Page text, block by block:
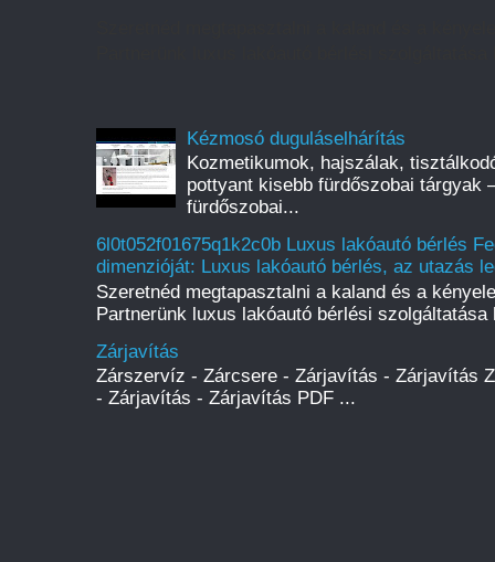
Kézmosó duguláselhárítás
Kozmetikumok, hajszálak,
pottyant kisebb fürdőszobai tárgyak
fürdőszobai...
6l0t052f01675q1k2c0b Luxus lakóautó bérlés
dimenzióját: Luxus lakóautó bérlés, az utazás
Szeretnéd megtapasztalni a kaland és a
Partnerünk luxus lakóautó bérlési
Zárjavítás
Zárszervíz - Zárcsere - Zárjavítás - Zárjavítás
- Zárjavítás - Zárjavítás PDF ...